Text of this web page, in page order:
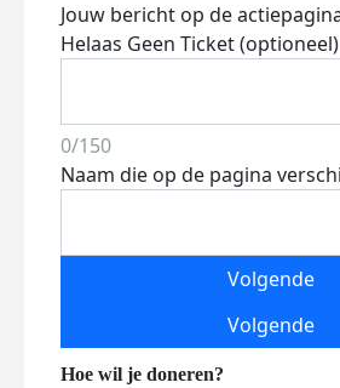
Jouw bericht op de
Helaas Geen Ticket (optioneel)
0/150
Naam die op de pagina
Volgende
Volgende